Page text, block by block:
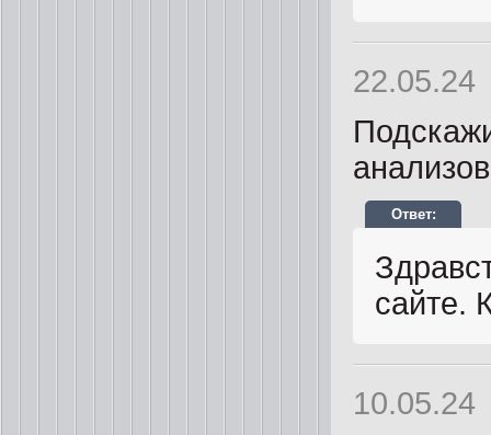
22.05.24
сайте.
10.05.24